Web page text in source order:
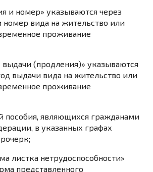
и номер» указываются через
номер вида на жительство или
проживание
выдачи (продления)» указываются
выдачи вида на жительство или
проживание
пособия, являющихся гражданами
в указанных графах
листка нетрудоспособности»
представленного